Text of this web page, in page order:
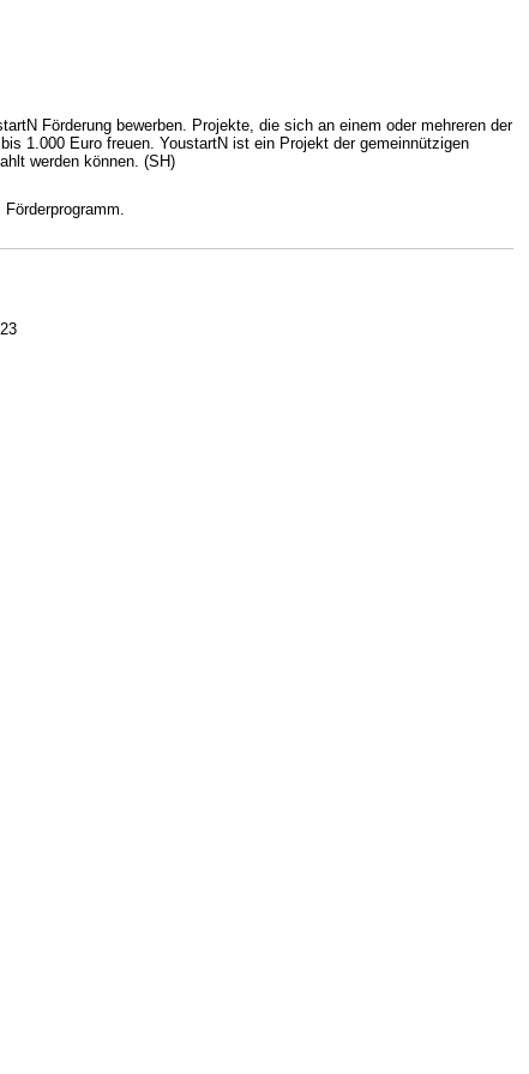
Förderung bewerben. Projekte, die sich an einem oder mehreren der
1.000 Euro freuen. YoustartN ist ein Projekt der gemeinnützigen
werden können. (SH)